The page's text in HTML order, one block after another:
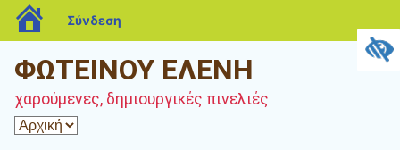
ΦΩΤΕΙΝΟΥ ΕΛΕΝΗ
χαρούμενες, δημιουργικές πινελιές
blogs.sch.gr
Σύνδεση